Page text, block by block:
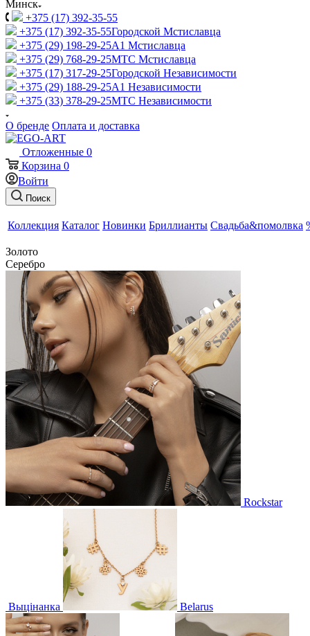
Минск
+375 (17) 392-35-55
+375 (17) 392-35-55Городской Мстиславца
+375 (29) 198-29-25A1 Мстиславца
+375 (29) 768-29-25МТС Мстиславца
+375 (17) 317-29-25Городской Независимости
+375 (29) 188-29-25A1 Независимости
+375 (33) 378-29-25МТС Независимости
О бренде Оплата и доставка
Отложенные 0
Корзина 0
Войти
Поиск
Коллекция Каталог Новинки Бриллианты Свадьба&помолвка
Золото
Серебро
Rockstar
Выцінанка Belarus